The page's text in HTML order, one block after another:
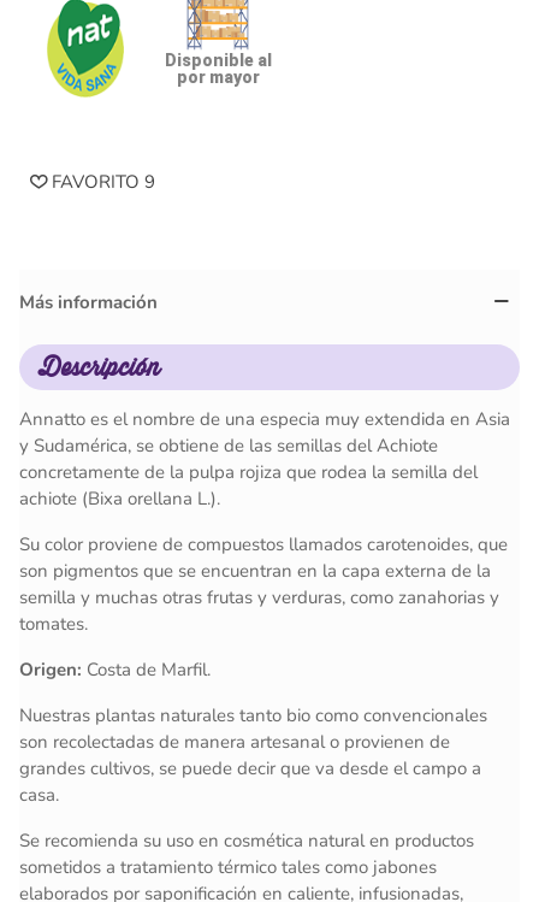
Disponible al
por mayor
FAVORITO 9
Más información
Descripción
Annatto es el nombre de una especia muy extendida en Asia
y Sudamérica, se obtiene de las semillas del Achiote
concretamente de la pulpa rojiza que rodea la semilla del
achiote (Bixa orellana L.).
Su color proviene de compuestos llamados carotenoides, que
son pigmentos que se encuentran en la capa externa de la
semilla y muchas otras frutas y verduras, como zanahorias y
tomates.
Origen: Costa de Marfil.
Nuestras plantas naturales tanto bio como convencionales
son recolectadas de manera artesanal o provienen de
grandes cultivos, se puede decir que va desde el campo a
casa.
Se recomienda su uso en cosmética natural en productos
sometidos a tratamiento térmico tales como jabones
elaborados por saponificación en caliente, infusionadas,